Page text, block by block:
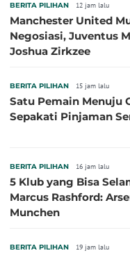
BERITA PILIHAN 12 jam lalu
Manchester United
Negosiasi, Juventus
Joshua Zirkzee
BERITA PILIHAN 15 jam lalu
Satu Pemain Menuju
Sepakati Pinjaman
BERITA PILIHAN 16 jam lalu
5 Klub yang Bisa
Marcus Rashford:
Munchen
BERITA PILIHAN 19 jam lalu